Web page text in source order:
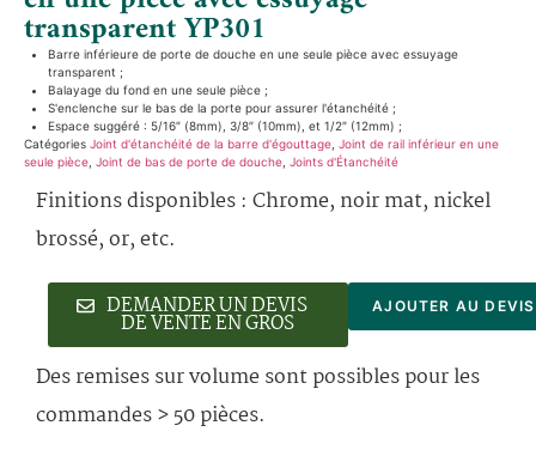
transparent YP301
Barre inférieure de porte de douche en une seule pièce avec essuyage
transparent ;
Balayage du fond en une seule pièce ;
S'enclenche sur le bas de la porte pour assurer l'étanchéité ;
Espace suggéré : 5/16″ (8mm), 3/8″ (10mm), et 1/2″ (12mm) ;
Catégories Joint d'étanchéité de la barre d'égouttage Joint de rail inférieur en une
seule pièce Joint de bas de porte de douche Joints d'Étanchéité
Finitions disponibles : Chrome, noir mat, nickel
brossé, or, etc.
DEMANDER UN DEVIS
DE VENTE EN GROS
AJOUTER AU DEVIS
Des remises sur volume sont possibles pour les
commandes > 50 pièces.